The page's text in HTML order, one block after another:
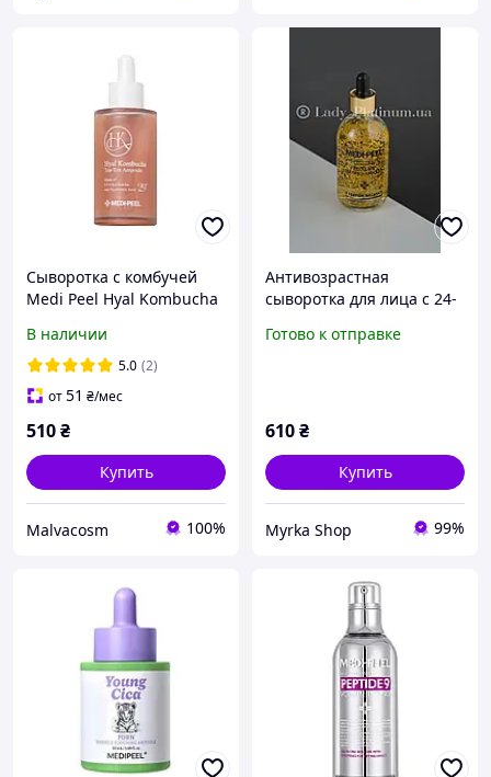
Сыворотка с комбучей
Medi Peel Hyal Kombucha
В наличии
5.0 (2)
от51 ₴/мес
510₴
Купить
Malvacosm 100%
Антивозрастная
сыворотка для лица с 24-
100мл
Готово к отправке
610₴
Купить
Myrka Shop 99%